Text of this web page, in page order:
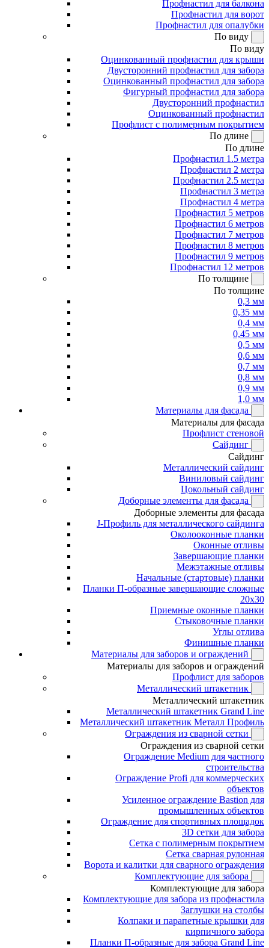
Профнастил для балкона
Профнастил для ворот
Профнастил для опалубки
По виду
По виду
Оцинкованный профнастил для крыши
Двусторонний профнастил для забора
Оцинкованный профнастил для забора
Фигурный профнастил для забора
Двусторонний профнастил
Оцинкованный профнастил
Профлист с полимерным покрытием
По длине
По длине
Профнастил 1.5 метра
Профнастил 2 метра
Профнастил 2.5 метра
Профнастил 3 метра
Профнастил 4 метра
Профнастил 5 метров
Профнастил 6 метров
Профнастил 7 метров
Профнастил 8 метров
Профнастил 9 метров
Профнастил 12 метров
По толщине
По толщине
0,3 мм
0,35 мм
0,4 мм
0,45 мм
0,5 мм
0,6 мм
0,7 мм
0,8 мм
0,9 мм
1,0 мм
Материалы для фасада
Материалы для фасада
Профлист стеновой
Сайдинг
Сайдинг
Металлический сайдинг
Виниловый сайдинг
Цокольный сайдинг
Доборные элементы для фасада
Доборные элементы для фасада
J-Профиль для металлического сайдинга
Околооконные планки
Оконные отливы
Завершающие планки
Межэтажные отливы
Начальные (стартовые) планки
Планки П-образные завершающие сложные
20x30
Приемные оконные планки
Стыковочные планки
Углы отлива
Финишные планки
Материалы для заборов и ограждений
Материалы для заборов и ограждений
Профлист для заборов
Металлический штакетник
Металлический штакетник
Металлический штакетник Grand Line
Металлический штакетник Металл Профиль
Ограждения из сварной сетки
Ограждения из сварной сетки
Ограждение Medium для частного
строительства
Ограждение Profi для коммерческих
объектов
Усиленное ограждение Bastion для
промышленных объектов
Ограждение для спортивных площадок
3D сетки для забора
Сетка с полимерным покрытием
Сетка сварная рулонная
Ворота и калитки для сварного ограждения
Комплектующие для забора
Комплектующие для забора
Комплектующие для забора из профнастила
Заглушки на столбы
Колпаки и парапетные крышки для
кирпичного забора
Планки П-образные для забора Grand Line